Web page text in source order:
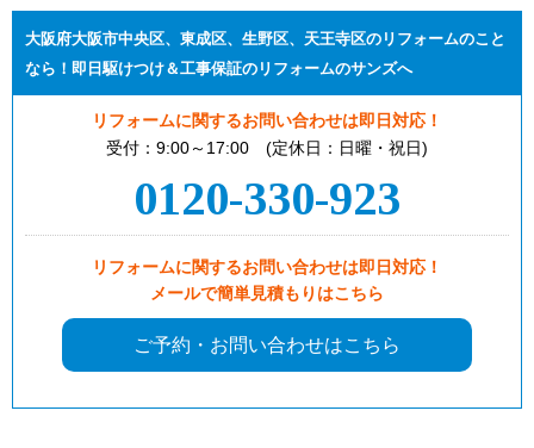
大阪府大阪市中央区、東成区、生野区、天王寺区のリフォームのこと
なら！即日駆けつけ＆工事保証のリフォームのサンズへ
リフォームに関するお問い合わせは即日対応！
受付：9:00～17:00 (定休日：日曜・祝日)
0120-330-923
リフォームに関するお問い合わせは即日対応！
メールで簡単見積もりはこちら
ご予約・お問い合わせはこちら